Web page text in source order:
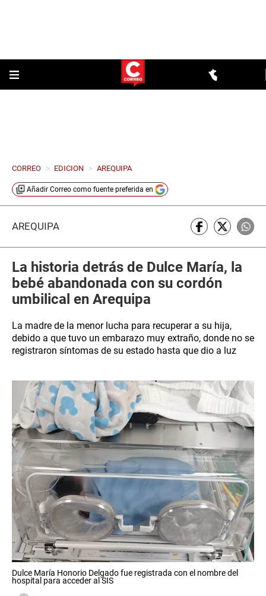
CORREO > EDICION > AREQUIPA
Añadir Correo como fuente preferida en
AREQUIPA
La historia detrás de Dulce María, la
bebé abandonada con su cordón
umbilical en Arequipa
La madre de la menor lucha para recuperar a su hija,
debido a que tuvo un embarazo muy extraño, donde no se
registraron síntomas de su estado hasta que dio a luz
Dulce María Honorio Delgado fue registrada con el nombre del
hospital para acceder al SIS